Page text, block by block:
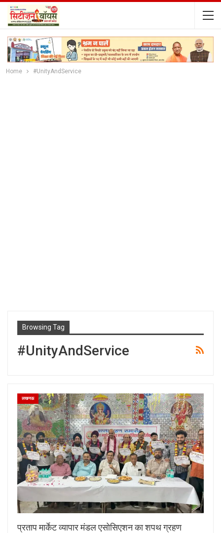
Home #UnityAndService
Browsing Tag
#UnityAndService
लखनऊ
प्रताप मार्केट व्यापार मंडल एसोसिएशन का शपथ ग्रहण